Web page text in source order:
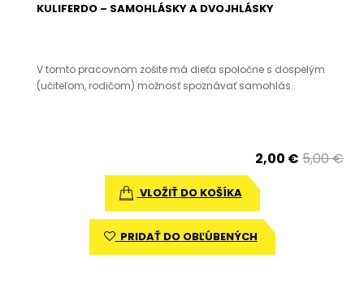
KULIFERDO – SAMOHLÁSKY A DVOJHLÁSKY
V tomto pracovnom zošite má dieťa spoločne s dospelým
(učiteľom, rodičom) možnosť spoznávať samohlás..
2,00 € 5,00 €
VLOŽIŤ DO KOŠÍKA
PRIDAŤ DO OBĽÚBENÝCH